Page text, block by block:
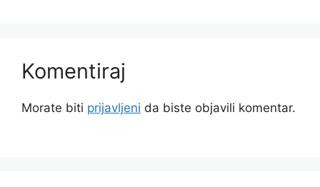
Komentiraj
Morate biti prijavljeni da biste objavili komentar.